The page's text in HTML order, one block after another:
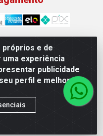
e de
experiência
publicidade
perfil e melhorar a
de Alimentos LTDA -
148 - Centro - Oeiras/PI
0001-50